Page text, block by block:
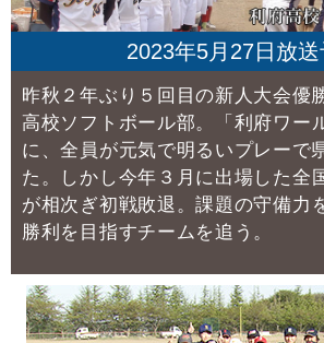
2023年5月27日放送
昨秋２年ぶり５回目の新人大会優
高校ソフトボール部。
「利府ワー
に、全員が元気で明るいプレーで
た。
しかし今年３月に出場した全
が相次ぎ初戦敗退。課題の守備力
勝利を目指すチームを追う。